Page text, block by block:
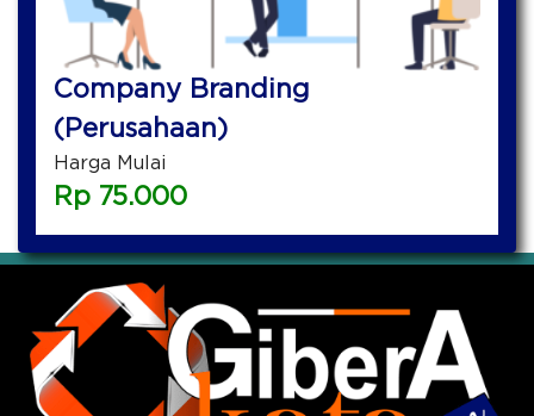
Company Branding
(Perusahaan)
Harga Mulai
Rp 75.000